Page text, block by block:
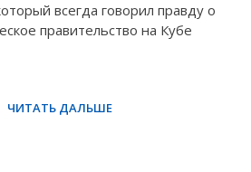
всегда говорил правду о
правительство на Кубе